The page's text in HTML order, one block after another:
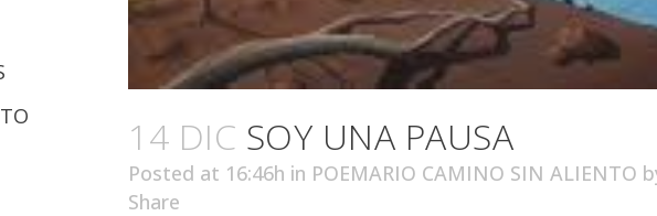
14 DIC SOY UNA PAUSA
Posted at 16:46h in POEMARIO CAMINO SIN ALIENTO
Share